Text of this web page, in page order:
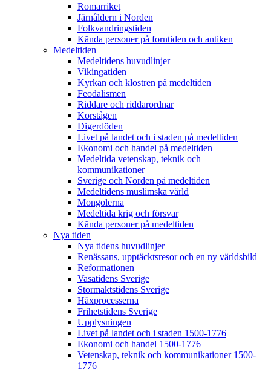
Romarriket
Järnåldern i Norden
Folkvandringstiden
Kända personer på forntiden och antiken
Medeltiden
Medeltidens huvudlinjer
Vikingatiden
Kyrkan och klostren på medeltiden
Feodalismen
Riddare och riddarordnar
Korstågen
Digerdöden
Livet på landet och i staden på medeltiden
Ekonomi och handel på medeltiden
Medeltida vetenskap, teknik och
kommunikationer
Sverige och Norden på medeltiden
Medeltidens muslimska värld
Mongolerna
Medeltida krig och försvar
Kända personer på medeltiden
Nya tiden
Nya tidens huvudlinjer
Renässans, upptäcktsresor och en ny världsbild
Reformationen
Vasatidens Sverige
Stormaktstidens Sverige
Häxprocesserna
Frihetstidens Sverige
Upplysningen
Livet på landet och i staden 1500-1776
Ekonomi och handel 1500-1776
Vetenskap, teknik och kommunikationer 1500-
1776